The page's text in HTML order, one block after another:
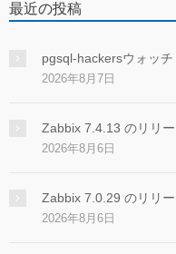
最近の投稿
pgsql-hackersウォッチ
2026年8月7日
Zabbix 7.4.13 のリリー
2026年8月6日
Zabbix 7.0.29 のリリー
2026年8月6日